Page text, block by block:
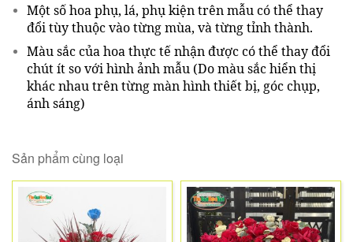
Một số hoa phụ, lá, phụ kiện trên mẫu có thể thay
đổi tùy thuộc vào từng mùa, và từng tỉnh thành.
Màu sắc của hoa thực tế nhận được có thể thay đổi
chút ít so với hình ảnh mẫu (Do màu sắc hiển thị
khác nhau trên từng màn hình thiết bị, góc chụp,
ánh sáng)
Sản phẩm cùng loại